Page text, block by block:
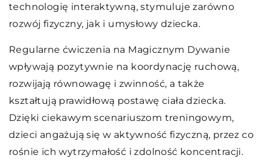
technologię interaktywną, stymuluje zarówno
rozwój fizyczny, jak i umysłowy dziecka.
Regularne ćwiczenia na Magicznym Dywanie
wpływają pozytywnie na koordynację ruchową,
rozwijają równowagę i zwinność, a także
kształtują prawidłową postawę ciała dziecka.
Dzięki ciekawym scenariuszom treningowym,
dzieci angażują się w aktywność fizyczną, przez co
rośnie ich wytrzymałość i zdolność koncentracji.